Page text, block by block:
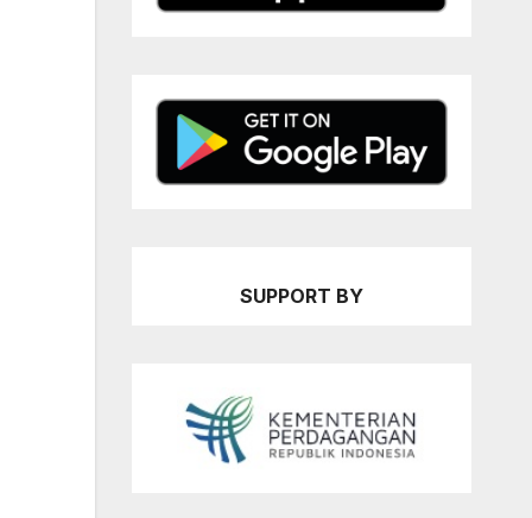
SUPPORT BY